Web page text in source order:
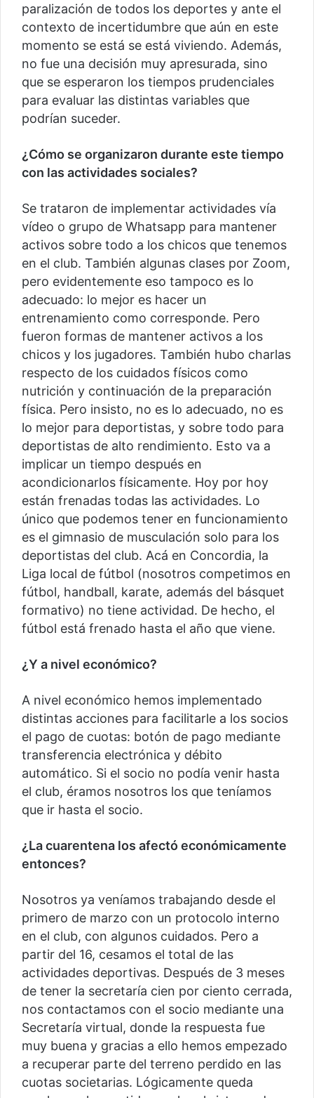
paralización de todos los deportes y ante el
contexto de incertidumbre que aún en este
momento se está se está viviendo. Además,
no fue una decisión muy apresurada, sino
que se esperaron los tiempos prudenciales
para evaluar las distintas variables que
podrían suceder.
¿Cómo se organizaron durante este tiempo
con las actividades sociales?
Se trataron de implementar actividades vía
vídeo o grupo de Whatsapp para mantener
activos sobre todo a los chicos que tenemos
en el club. También algunas clases por Zoom,
pero evidentemente eso tampoco es lo
adecuado: lo mejor es hacer un
entrenamiento como corresponde. Pero
fueron formas de mantener activos a los
chicos y los jugadores. También hubo charlas
respecto de los cuidados físicos como
nutrición y continuación de la preparación
física. Pero insisto, no es lo adecuado, no es
lo mejor para deportistas, y sobre todo para
deportistas de alto rendimiento. Esto va a
implicar un tiempo después en
acondicionarlos físicamente. Hoy por hoy
están frenadas todas las actividades. Lo
único que podemos tener en funcionamiento
es el gimnasio de musculación solo para los
deportistas del club. Acá en Concordia, la
Liga local de fútbol (nosotros competimos en
fútbol, handball, karate, además del básquet
formativo) no tiene actividad. De hecho, el
fútbol está frenado hasta el año que viene.
¿Y a nivel económico?
A nivel económico hemos implementado
distintas acciones para facilitarle a los socios
el pago de cuotas: botón de pago mediante
transferencia electrónica y débito
automático. Si el socio no podía venir hasta
el club, éramos nosotros los que teníamos
que ir hasta el socio.
¿La cuarentena los afectó económicamente
entonces?
Nosotros ya veníamos trabajando desde el
primero de marzo con un protocolo interno
en el club, con algunos cuidados. Pero a
partir del 16, cesamos el total de las
actividades deportivas. Después de 3 meses
de tener la secretaría cien por ciento cerrada,
nos contactamos con el socio mediante una
Secretaría virtual, donde la respuesta fue
muy buena y gracias a ello hemos empezado
a recuperar parte del terreno perdido en las
cuotas societarias. Lógicamente queda